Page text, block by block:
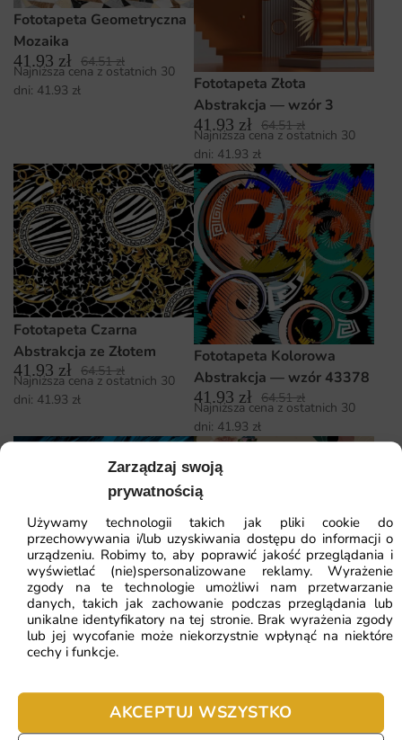
Zarządzaj swoją
prywatnością
Używamy technologii takich jak pliki cookie do
przechowywania i/lub uzyskiwania dostępu do informacji o
urządzeniu. Robimy to, aby poprawić jakość przeglądania i
wyświetlać (nie)spersonalizowane reklamy. Wyrażenie
zgody na te technologie umożliwi nam przetwarzanie
danych, takich jak zachowanie podczas przeglądania lub
unikalne identyfikatory na tej stronie. Brak wyrażenia zgody
lub jej wycofanie może niekorzystnie wpłynąć na niektóre
cechy i funkcje.
AKCEPTUJ WSZYSTKO
Fototapeta Geometryczna
Mozaika
41.93 zł 64.51zł
Najniższa cena z ostatnich 30
dni: 41.93 zł
Fototapeta Złota
Abstrakcja — wzór 3
41.93 zł 64.51zł
Najniższa cena z ostatnich 30
dni: 41.93 zł
Fototapeta Czarna
Abstrakcja ze Złotem
41.93 zł 64.51zł
Najniższa cena z ostatnich 30
dni: 41.93 zł
Fototapeta Kolorowa
Abstrakcja — wzór 43378
41.93 zł 64.51zł
Najniższa cena z ostatnich 30
dni: 41.93 zł
Fototapeta Niebieska
Abstrakcja
41.93zł 64.51zł
Najniższa cena z ostatnich 30
dni:41.93 zł
Fototapeta Kwiatowa
Abstrakcja
41.93zł 64.51zł
Najniższa cena z ostatnich 30
dni:41.93zł